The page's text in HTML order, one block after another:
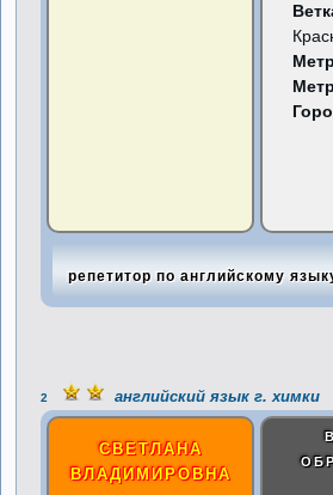
репетитор по английскому
2 английский язык г. химки
СВЕТЛАНА
ВЛАДИМИРОВНА